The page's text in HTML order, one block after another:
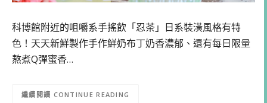
科博館附近的咀嚼系手搖飲「忍茶」日系裝潢風格有特
色！天天新鮮製作手作鮮奶布丁奶香濃郁、還有每日限量
熬煮Q彈蜜香…
CONTINUE READING